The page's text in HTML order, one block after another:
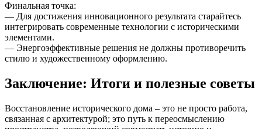
Финальная точка:
— Для достижения инновационного результата старайтесь
интегрировать современные технологии с историческими
элементами.
— Энергоэффективные решения не должны противоречить
стилю и художественному оформлению.
Заключение: Итоги и полезные советы
Восстановление исторического дома – это не просто работа,
связанная с архитектурой; это путь к переосмыслению